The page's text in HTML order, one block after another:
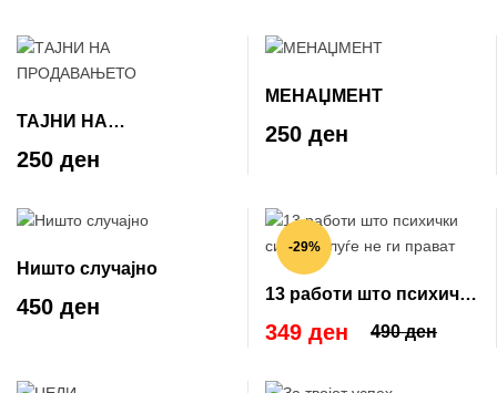
ТАЈНИ НА
ПРОДАВАЊЕТО
250 ден
МЕНАЏМЕНТ
250 ден
Ништо случајно
450 ден
-29%
13 работи што психички
силните луѓе не ги
прават
490 ден
349 ден